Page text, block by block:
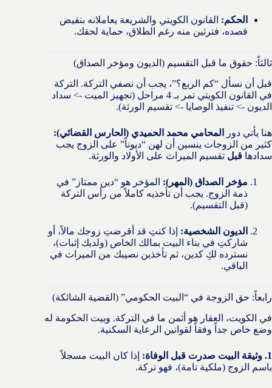
الحكم: القانون الكويتي والشريعة يعاملانه بنقيض
قصده، فترثين منه رغم الطلاق، حماية لحقك.
ثالثاً: حقوق ما قبل التقسيم (الديون ومؤخر الصداق)
قبل أن نسأل “كم الربع؟”، يجب أن نصفي التركة. التركة
في القانون الكويتي تمر بـ 4 مراحل (تجهيز الميت -> سداد
الديون -> تنفيذ الوصايا -> تقسيم الورثة).
هنا يأتي دور
المحامي محمد الحميدي (الحارس القضائي):
كثير من الزوجات ينسين أن لهن “ديوناً” على الزوج يجب
سدادها قبل تقسيم الميراث على الأولاد والورثة.
مؤخر الصداق (المهر): المؤخر هو “دين ممتاز” في
ذمة الزوج. يجب أن تأخذيه كاملاً من رأس التركة
(قبل التقسيم).
الديون الشخصية: إذا كنتِ قد أقرضتِ زوجك مالاً، أو
شاركتِ في بناء البيت بمالك الخاص (ولديك إثبات)،
نسترده لكِ كدين، ثم تأخذين نصيبك من الميراث في
الباقي.
رابعاً: حق الزوجة في “البيت الحكومي” (القضية الشائكة)
في الكويت، العقار هو أثمن ما في التركة. وبيت الحكومة له
وضع خاص جداً وفقاً لقوانين الرعاية السكنية.
1. وثيقة البيت صدرت قبل الوفاة:
إذا كان البيت مسجلاً
باسم الزوج (ملكية تامة)، فهو تركة.